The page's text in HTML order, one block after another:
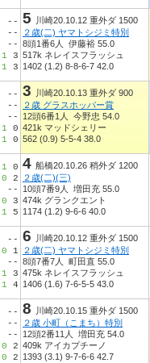
--
--
--
1 3
1 3
5
川崎20.10.12 重外ダ 1500
２歳(二) ヤマトシジミ特別
8頭1番6人 伊藤裕 55.0
517k ネレイスフラッシュ
1402 (1.2) 8-8-6-7 42.0
--
--
--
1 0
1 0
3
川崎20.10.13 重外ダ 900
２歳 グラスホッパー賞
12頭6番1人 今野忠 54.0
421k マッドシェリー
562 (0.9) 5-5-4 38.0
1 0
0 2
--
0 3
1 5
4 船橋20.10.26 稍外ダ 1200
２歳(二)(三)
10頭7番9人 増田充 55.0
474k グランクエント
1174 (1.2) 9-6-6 40.0
--
0 1
--
1 3
1 4
6
川崎20.10.12 重外ダ 1500
２歳(二) ヤマトシジミ特別
8頭7番7人 町田直 55.0
475k ネレイスフラッシュ
1406 (1.6) 7-6-5-5 43.0
--
--
--
0 2
0 2
8
川崎20.10.15 重外ダ 1500
２歳 小町（こまち）特別
12頭2番11人 増田充 54.0
409k アイカプチーノ
1393 (3.1) 9-7-6-6 42.7